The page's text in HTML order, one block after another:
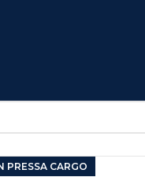
PRESSA CARGO